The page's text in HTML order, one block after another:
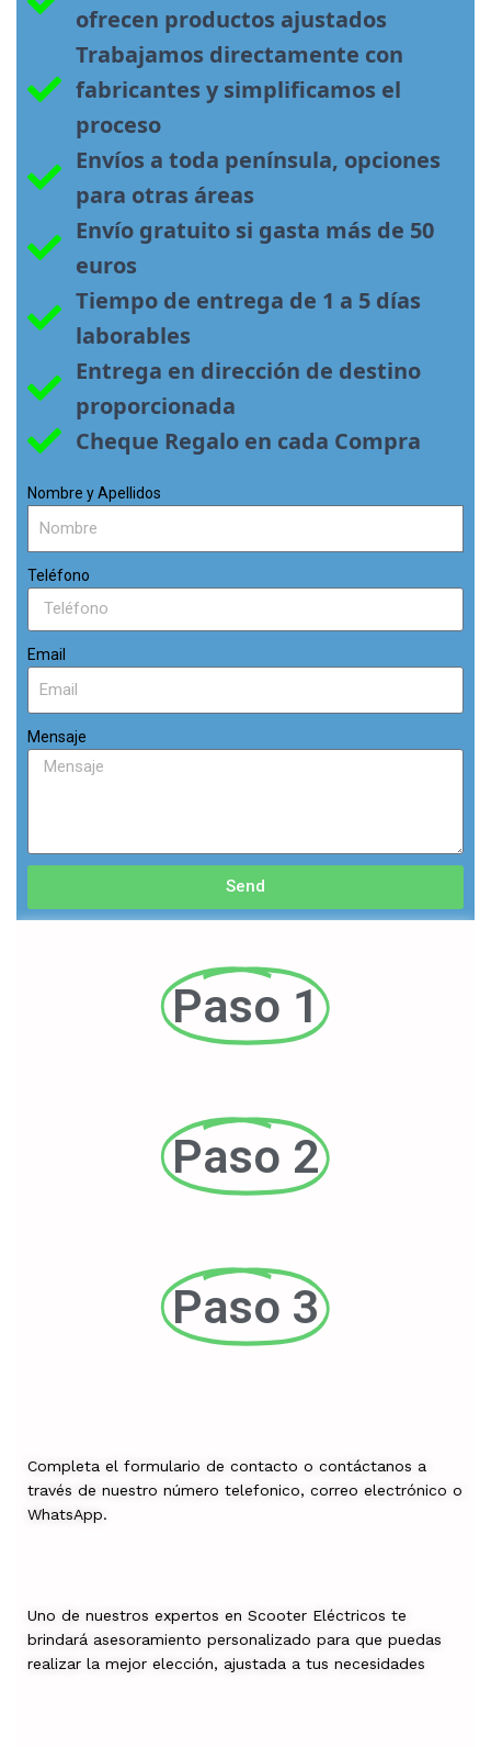
ofrecen productos ajustados
Trabajamos directamente con
fabricantes y simplificamos el
proceso
Envíos a toda península, opciones
para otras áreas
Envío gratuito si gasta más de 50
euros
Tiempo de entrega de 1 a 5 días
laborables
Entrega en dirección de destino
proporcionada
Cheque Regalo en cada Compra
Nombre y Apellidos
Teléfono
Email
Mensaje
Send
Paso 1
Paso 2
Paso 3
Completa el formulario de contacto o contáctanos a
través de nuestro número telefonico, correo electrónico o
WhatsApp.
Uno de nuestros expertos en Scooter Eléctricos te
brindará asesoramiento personalizado para que puedas
realizar la mejor elección, ajustada a tus necesidades